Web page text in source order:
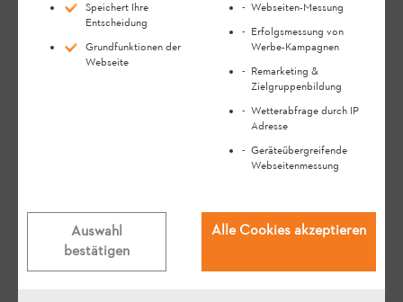
Wo finde ich die Serialnummer
FAQ Bedienung
Meine Kette der GTA 26 springt ab -
Speichert Ihre
Entscheidung
Grundfunktionen der
Webseite
Webseiten-Messung
Erfolgsmessung von
Werbe-Kampagnen
Remarketing &
Zielgruppenbildung
Wetterabfrage durch IP
Adresse
Geräteübergreifende
Webseitenmessung
Auswahl
bestätigen
Alle Cookies akzeptieren